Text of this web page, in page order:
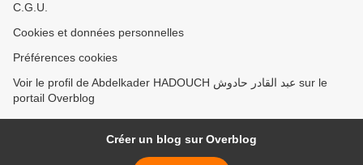
C.G.U.
Cookies et données personnelles
Préférences cookies
Voir le profil de Abdelkader HADOUCH عبد القادر حادوش sur le
portail Overblog
Créer un blog sur Overblog